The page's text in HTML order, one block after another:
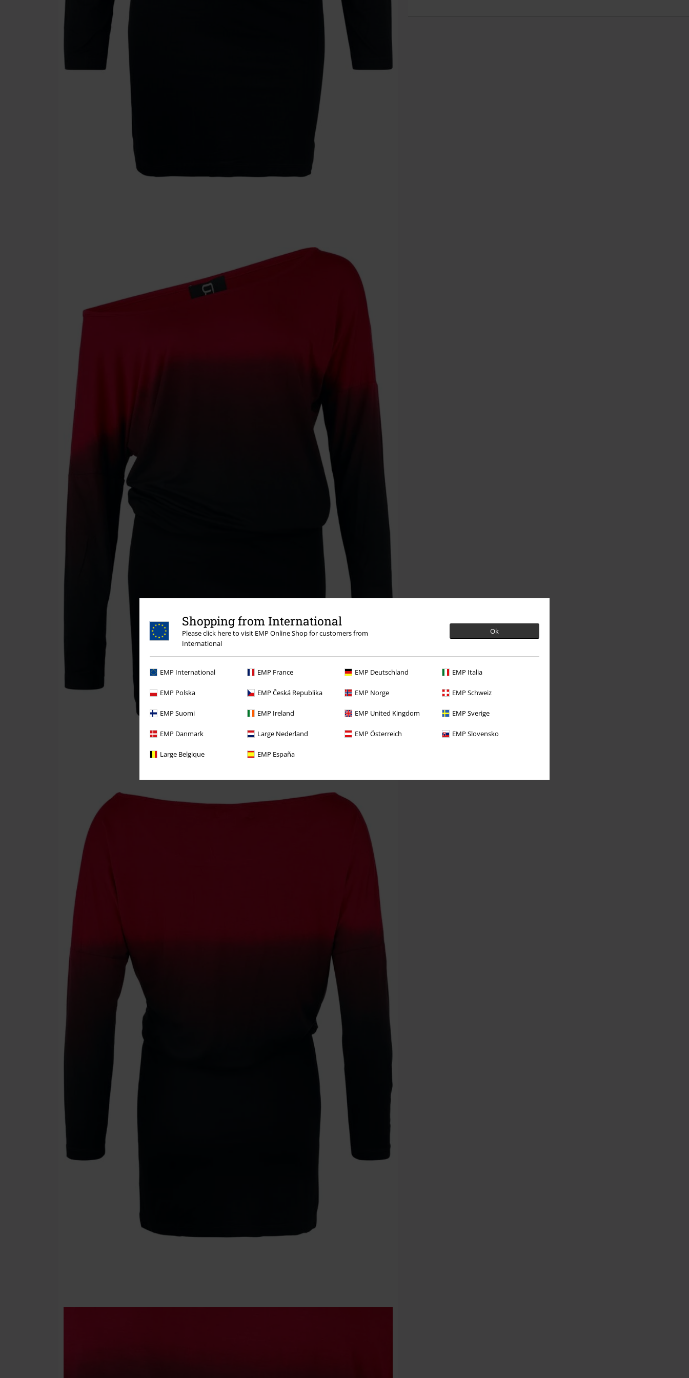
Shopping from International
Please click here to visit EMP Online Shop for customers from
International
Ok
EMP International EMP France EMP Deutschland EMP Italia
EMP Polska EMP Česká Republika EMP Norge EMP Schweiz
EMP Suomi EMP Ireland EMP United Kingdom EMP Sverige
EMP Danmark Large Nederland EMP Österreich EMP Slovensko
Large Belgique EMP España